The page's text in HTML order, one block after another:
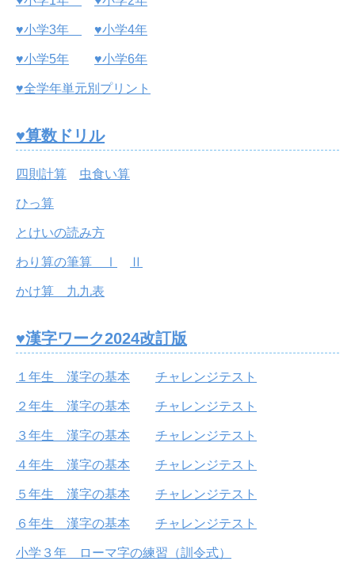
♥小学3年 ♥小学4年
♥小学5年 ♥小学6年
♥全学年単元別プリント
♥算数ドリル
四則計算 虫食い算
ひっ算
とけいの読み方
わり算の筆算 Ⅰ Ⅱ
かけ算 九九表
♥漢字ワーク2024改訂版
１年生 漢字の基本 チャレンジテスト
２年生 漢字の基本 チャレンジテスト
３年生 漢字の基本 チャレンジテスト
４年生 漢字の基本 チャレンジテスト
５年生 漢字の基本 チャレンジテスト
６年生 漢字の基本 チャレンジテスト
小学３年 ローマ字の練習（訓令式）